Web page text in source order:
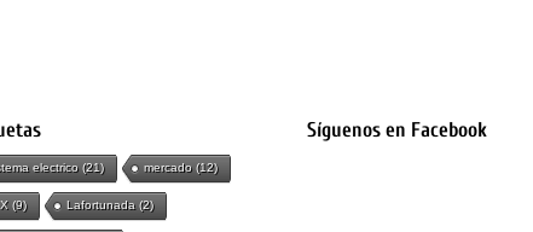
electrico(21) mercado(12)
(9) Lafortunada(2)
Síguenos en Facebook